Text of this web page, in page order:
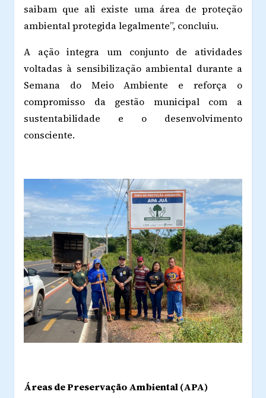
saibam que ali existe uma área de proteção
ambiental protegida legalmente”, concluiu.
A ação integra um conjunto de atividades
voltadas à sensibilização ambiental durante a
Semana do Meio Ambiente e reforça o
compromisso da gestão municipal com a
sustentabilidade e o desenvolvimento
consciente.
Áreas de Preservação Ambiental (APA)